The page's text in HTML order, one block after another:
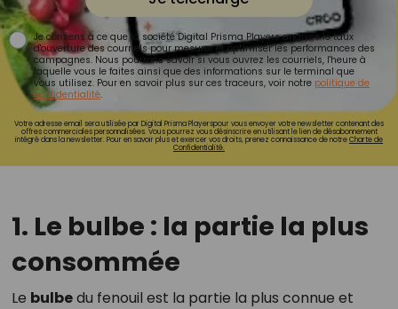
Je consens à ce que la société Digital Prisma Players analyse le taux
d'ouverture des courriels pour mesurer et optimiser les performances des
campagnes. Nous pourrons savoir si vous ouvrez les courriels, l'heure à
laquelle vous le faites ainsi que des informations sur le terminal que
vous utilisez. Pour en savoir plus sur ces traceurs, voir notre politique de
confidentialité.
Votre adresse email sera utilisée par Digital Prisma Playerspour vous envoyer votre newsletter contenant des
offres commerciales personnalisées. Vous pourrez vous désinscrire en utilisant le lien de désabonnement
intégré dans la newsletter. Pour en savoir plus et exercer vos droits, prenez connaissance de notreCharte de
Confidentialité.
1. Le bulbe : la partie la plus
consommée
Le bulbedu fenouil est la partie la plus connue et